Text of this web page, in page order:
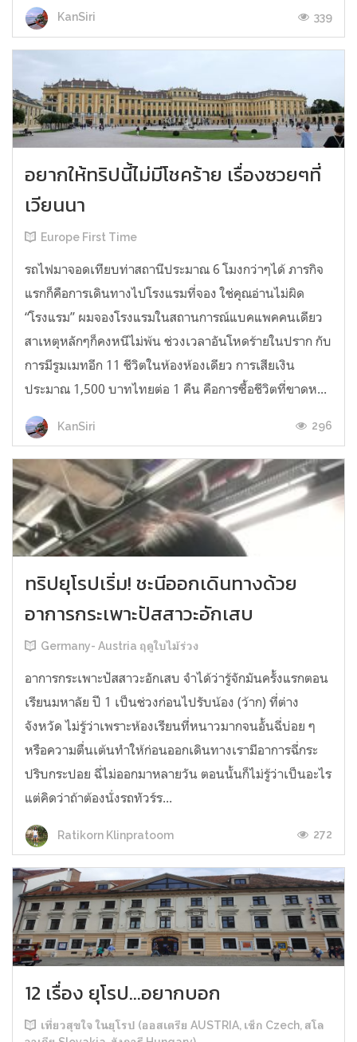
KanSiri 339
อยากให้ทริปนี้ไม่มีโชคร้าย เรื่องซวยๆที่
เวียนนา
Europe First Time
รถไฟมาจอดเทียบท่าสถานีประมาณ 6 โมงกว่าๆได้ ภารกิจ
แรกก็คือการเดินทางไปโรงแรมที่จอง ใช่คุณอ่านไม่ผิด
“โรงแรม” ผมจองโรงแรมในสถานการณ์แบคแพคคนเดียว
สาเหตุหลักๆก็คงหนีไม่พ้น ช่วงเวลาอันโหดร้ายในปราก กับ
การมีรูมเมทอีก 11 ชีวิตในห้องห้องเดียว การเสียเงิน
ประมาณ 1,500 บาทไทยต่อ 1 คืน คือการซื้อชีวิตที่ขาดห...
KanSiri 296
ทริปยุโรปเริ่ม! ชะนีออกเดินทางด้วย
อาการกระเพาะปัสสาวะอักเสบ
Germany- Austria ฤดูใบไม้ร่วง
อาการกระเพาะปัสสาวะอักเสบ จำได้ว่ารู้จักมันครั้งแรกตอน
เรียนมหาลัย ปี 1 เป็นช่วงก่อนไปรับน้อง (ว้าก) ที่ต่าง
จังหวัด ไม่รู้ว่าเพราะห้องเรียนที่หนาวมากจนอั้นฉี่บ่อย ๆ
หรือความตื่นเต้นทำให้ก่อนออกเดินทางเรามีอาการฉี่กระ
ปริบกระปอย ฉี่ไม่ออกมาหลายวัน ตอนนั้นก็ไม่รู้ว่าเป็นอะไร
แต่คิดว่าถ้าต้องนั่งรถทัวร์ร...
Ratikorn Klinpratoom 272
12 เรื่อง ยุโรป...อยากบอก
เที่ยวสุขใจ ในยุโรป (ออสเตรีย AUSTRIA, เช็ก Czech, สโล